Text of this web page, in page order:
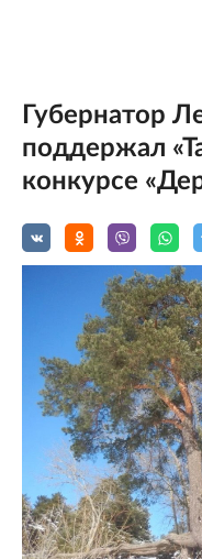
Губернатор
поддержал
конкурсе